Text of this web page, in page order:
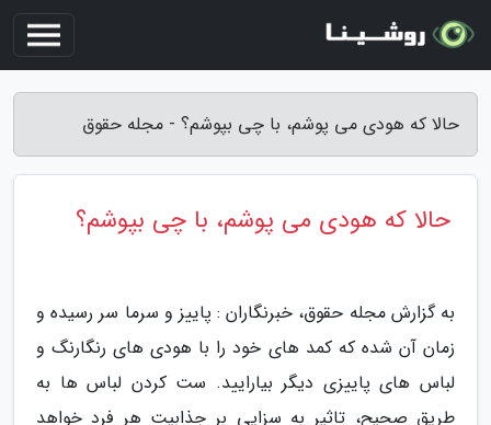
حالا که هودی می پوشم، با چی بپوشم؟ - مجله حقوق
حالا که هودی می پوشم، با چی بپوشم؟
به گزارش مجله حقوق، خبرنگاران : پاییز و سرما سر رسیده و
زمان آن شده که کمد های خود را با هودی های رنگارنگ و
لباس های پاییزی دیگر بیارایید. ست کردن لباس ها به
طریق صحیح، تاثیر به سزایی بر جذابیت هر فرد خواهد